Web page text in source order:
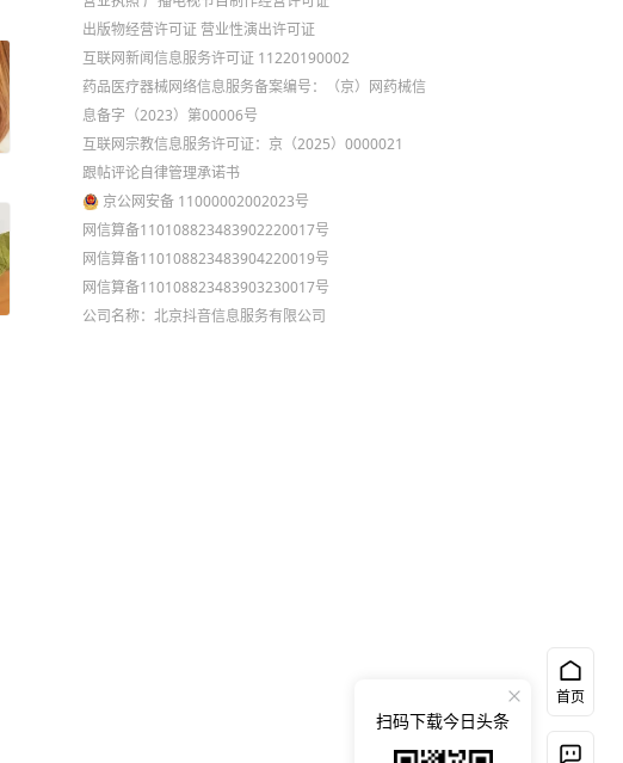
出版物经营许可证 营业性演出许可证
互联网新闻信息服务许可证 11220190002
药品医疗器械网络信息服务备案编号：（京）网药械信
息备字（2023）第00006号
互联网宗教信息服务许可证：京（2025）0000021
跟帖评论自律管理承诺书
京公网安备 11000002002023号
网信算备110108823483902220017号
网信算备110108823483904220019号
网信算备110108823483903230017号
公司名称：北京抖音信息服务有限公司
首页
扫码下载今日头条